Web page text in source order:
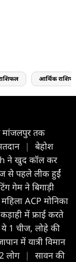
आर्थिक
मांजलपुर तक
|
बेहोश
ने खुद कॉल कर
से पहले लीक हुईं
गेम ने बिगाड़ी
ACP मोनिका
कड़ाही में फ्राई करते
1 चीज, लोहे की
में यात्री विमान
लोग |
सावन की